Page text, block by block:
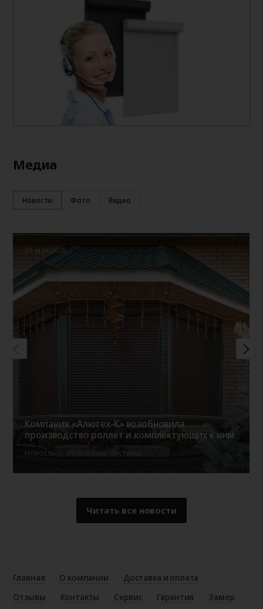
Медиа
Новости Фото Видео
01 мая 2026
Компания «Алютех-К» возобновила
производство роллет и комплектующих к ним
Новость Роллетные системы
Читать все новости
Главная О компании
Доставка и оплата
Отзывы
Контакты Сервис Гарантия
Замер